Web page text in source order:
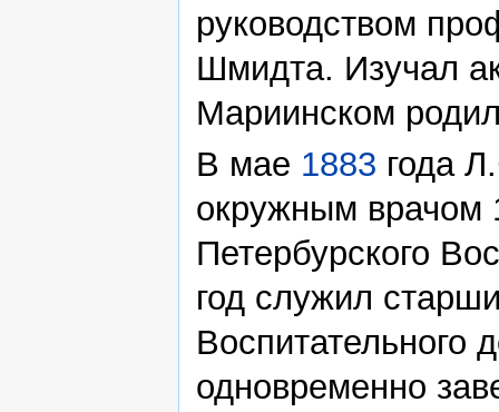
руководством
Шмидта. Изучал
Мариинском
В мае 1883 года
окружным врачом
Петербурского
год служил
Воспитательного
одновременно